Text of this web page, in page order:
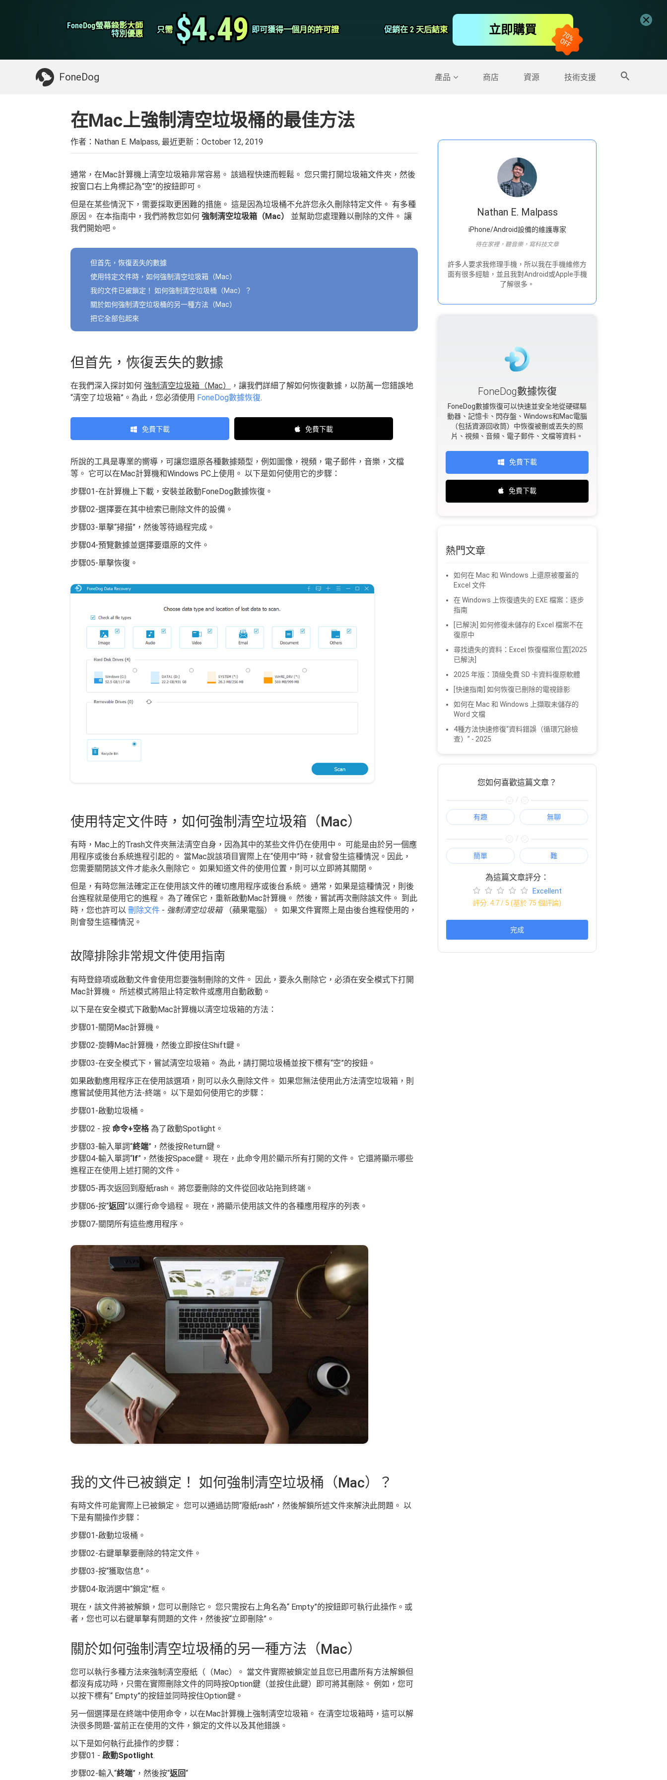
FoneDog螢幕錄影大師
FoneDog螢幕錄影大師
特別優惠
特別優惠 只需
只需 $4.49
$4.49 即可獲得一個月的許可證
即可獲得一個月的許可證 促銷在 2 天后結束
促銷在 2 天后結束 立即購買
FoneDog 產品 商店 資源 技術支援
iPhone 清理 屏幕錄像大師
你可能需要的東西： 更多產品
在Mac上強制清空垃圾桶的最佳方法
作者：Nathan E. Malpass, 最近更新： October 12, 2019
通常，在Mac計算機上清空垃圾箱非常容易。 該過程快速而輕鬆。 您只需打開垃圾箱文件夾，然後
按窗口右上角標記為“空”的按鈕即可。
但是在某些情況下，需要採取更困難的措施。 這是因為垃圾桶不允許您永久刪除特定文件。 有多種
原因。 在本指南中，我們將教您如何 強制清空垃圾箱（Mac）
並幫助您處理難以刪除的文件。 讓
我們開始吧。
但首先，恢復丟失的數據
使用特定文件時，如何強制清空垃圾箱（Mac）
我的文件已被鎖定！ 如何強制清空垃圾桶（Mac）？
關於如何強制清空垃圾桶的另一種方法（Mac）
把它全部包起來
但首先，恢復丟失的數據
在我們深入探討如何 強制清空垃圾箱（Mac）
，讓我們詳細了解如何恢復數據，以防萬一您錯誤地
“清空了垃圾箱”。為此，您必須使用 FoneDog數據恢復.
免費下載 免費下載
所說的工具是專業的嚮導，可讓您還原各種數據類型，例如圖像，視頻，電子郵件，音樂，文檔
等。 它可以在Mac計算機和Windows PC上使用。 以下是如何使用它的步驟：
步驟01-在計算機上下載，安裝並啟動FoneDog數據恢復。
步驟02-選擇要在其中檢索已刪除文件的設備。
步驟03-單擊“掃描”，然後等待過程完成。
步驟04-預覽數據並選擇要還原的文件。
步驟05-單擊恢復。
使用特定文件時，如何強制清空垃圾箱（Mac）
有時，Mac上的Trash文件夾無法清空自身，因為其中的某些文件仍在使用中。 可能是由於另一個應
用程序或後台系統進程引起的。 當Mac說該項目實際上在“使用中”時，就會發生這種情況。因此，
您需要關閉該文件才能永久刪除它。 如果知道文件的使用位置，則可以立即將其關閉。
但是，有時您無法確定正在使用該文件的確切應用程序或後台系統。 通常，如果是這種情況，則後
台進程就是使用它的進程。 為了確保它，重新啟動Mac計算機。 然後，嘗試再次刪除該文件。 到此
時，您也許可以 刪除文件 - 強制清空垃圾箱（蘋果電腦）。 如果文件實際上是由後台進程使用的，
則會發生這種情況。
故障排除非常規文件使用指南
有時登錄項或啟動文件會使用您要強制刪除的文件。 因此，要永久刪除它，必須在安全模式下打開
Mac計算機。 所述模式將阻止特定軟件或應用自動啟動。
以下是在安全模式下啟動Mac計算機以清空垃圾箱的方法：
步驟01-關閉Mac計算機。
步驟02-旋轉Mac計算機，然後立即按住Shift鍵。
步驟03-在安全模式下，嘗試清空垃圾箱。 為此，請打開垃圾桶並按下標有“空”的按鈕。
如果啟動應用程序正在使用該選項，則可以永久刪除文件。 如果您無法使用此方法清空垃圾箱，則
應嘗試使用其他方法-終端。 以下是如何使用它的步驟：
步驟01-啟動垃圾桶。
步驟02 - 按 命令+空格為了啟動Spotlight。
步驟03-輸入單詞“終端”，然後按Return鍵。
步驟04-輸入單詞“If”，然後按Space鍵。 現在，此命令用於顯示所有打開的文件。 它還將顯示哪些
進程正在使用上述打開的文件。
步驟05-再次返回到廢紙rash。 將您要刪除的文件從回收站拖到終端。
步驟06-按“返回”以運行命令過程。 現在，將顯示使用該文件的各種應用程序的列表。
步驟07-關閉所有這些應用程序。
我的文件已被鎖定！ 如何強制清空垃圾桶（Mac）？
有時文件可能實際上已被鎖定。 您可以通過訪問“廢紙rash”，然後解鎖所述文件來解決此問題。 以
下是有關操作步驟：
步驟01-啟動垃圾桶。
步驟02-右鍵單擊要刪除的特定文件。
步驟03-按“獲取信息”。
步驟04-取消選中“鎖定”框。
現在，該文件將被解鎖，您可以刪除它。 您只需按右上角名為“ Empty”的按鈕即可執行此操作。或
者，您也可以右鍵單擊有問題的文件，然後按“立即刪除”。
關於如何強制清空垃圾桶的另一種方法（Mac）
您可以執行多種方法來強制清空廢紙（（Mac）。 當文件實際被鎖定並且您已用盡所有方法解鎖但
都沒有成功時，只需在實際刪除文件的同時按Option鍵（並按住此鍵）即可將其刪除。 例如，您可
以按下標有“ Empty”的按鈕並同時按住Option鍵。
另一個選擇是在終端中使用命令，以在Mac計算機上強制清空垃圾箱。 在清空垃圾箱時，這可以解
決很多問題-當前正在使用的文件，鎖定的文件以及其他錯誤。
以下是如何執行此操作的步驟：
步驟01 - 啟動Spotlight.
步驟02-輸入“終端”，然後按“返回“
Nathan E. Malpass
iPhone/Android設備的維護專家
待在家裡，聽音樂，寫科技文章
許多人要求我修理手機，所以我在手機維修方
面有很多經驗，並且我對Android或Apple手機
了解很多。
FoneDog數據恢復
FoneDog數據恢復可以快速並安全地從硬碟驅
動器、記憶卡、閃存盤、Windows和Mac電腦
（包括資源回收筒）中恢復被刪或丟失的照
片、視頻、音頻、電子郵件、文檔等資料。
免費下載
免費下載
熱門文章
如何在 Mac 和 Windows 上還原被覆蓋的
Excel 文件
在 Windows 上恢復遺失的 EXE 檔案：逐步
指南
[已解決] 如何修復未儲存的 Excel 檔案不在
復原中
尋找遺失的資料：Excel 恢復檔案位置[2025
已解決]
2025 年版：頂級免費 SD 卡資料復原軟體
[快速指南] 如何恢復已刪除的電視錄影
如何在 Mac 和 Windows 上擷取未儲存的
Word 文檔
4種方法快速修復“資料錯誤（循環冗餘檢
查）” - 2025
您如何喜歡這篇文章？
/
有趣 無聊
/
簡單 難
為這篇文章評分：
Excellent
評分: 4.7/ 5 (基於 75 個評論)
完成